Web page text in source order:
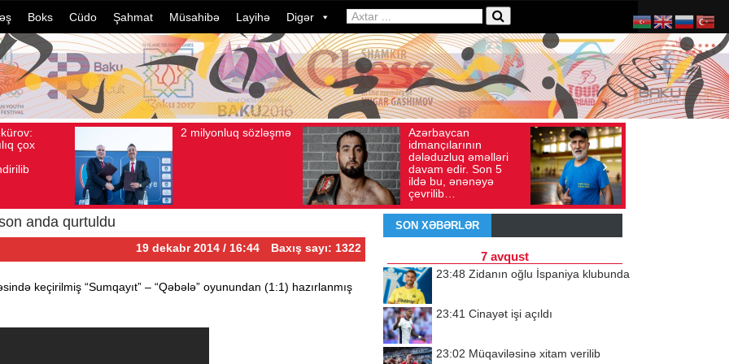
Boks Cüdo Şahmat Müsahibə Layihə Digər
04, 2026
Azərbaycan
idmançılarının
dələduzluq əməlləri
davam edir. Son 5
ildə bu, ənənəyə
çevrilib…
Baxış sayı: 136
Avqust 04, 2026
Ad gününü vətənində
qeyd etməsə də,
ürəyi hər zaman
doğma yurdu ilə
döyünür
Baxış sayı: 238
İyul 30, 2026
anda qurtuldu
19 dekabr 2014 / 16:44 Baxış sayı: 1322
keçirilmiş “Sumqayıt” – “Qəbələ” oyunundan (1:1) hazırlanmış
SON XƏBƏRLƏR
7 avqust
23:48 Zidanın oğlu İspaniya klubunda
23:41 Cinayət işi açıldı
23:02 Müqaviləsinə xitam verilib